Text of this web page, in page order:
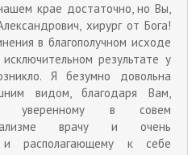
крае достаточно, но Вы,
хирург от Бога!
в благополучном исходе
результате у
Я безумно довольна
видом, благодаря Вам,
уверенному в совем
врачу и очень
и располагающему к себе